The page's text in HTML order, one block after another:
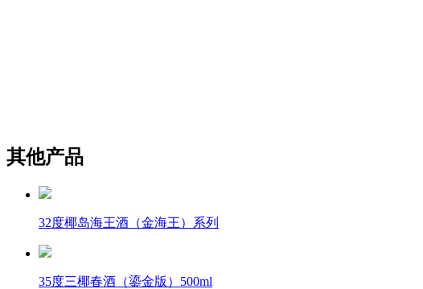
其他产品
32度椰岛海王酒（金海王）系列
35度三椰春酒（鎏金版）500ml